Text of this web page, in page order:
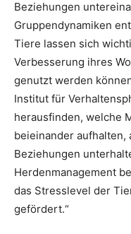
Beziehungen
Gruppendynamiken
Tiere lassen sich
Verbesserung ihres
genutzt werden
Institut für
herausfinden, welche
beieinander aufhalten,
Beziehungen
Herdenmanagement
das Stresslevel der
gefördert.“